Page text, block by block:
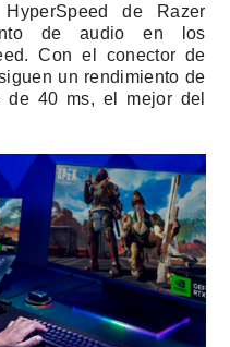
de Razer
de audio en los
Con el conector de
un rendimiento de
de 40 ms, el mejor del